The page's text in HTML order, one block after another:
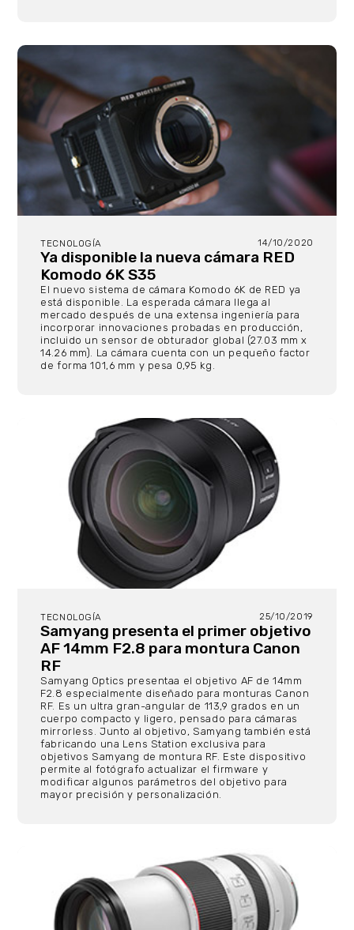
TECNOLOGÍA 14/10/2020
Ya disponible la nueva cámara RED
Komodo 6K S35
El nuevo sistema de cámara Komodo 6K de RED ya
está disponible. La esperada cámara llega al
mercado después de una extensa ingeniería para
incorporar innovaciones probadas en producción,
incluido un sensor de obturador global (27.03 mm x
14.26 mm). La cámara cuenta con un pequeño factor
de forma 101,6 mm y pesa 0,95 kg.
TECNOLOGÍA 25/10/2019
Samyang presenta el primer objetivo
AF 14mm F2.8 para montura Canon
RF
Samyang Optics presentaa el objetivo AF de 14mm
F2.8 especialmente diseñado para monturas Canon
RF. Es un ultra gran-angular de 113,9 grados en un
cuerpo compacto y ligero, pensado para cámaras
mirrorless. Junto al objetivo, Samyang también está
fabricando una Lens Station exclusiva para
objetivos Samyang de montura RF. Este dispositivo
permite al fotógrafo actualizar el firmware y
modificar algunos parámetros del objetivo para
mayor precisión y personalización.